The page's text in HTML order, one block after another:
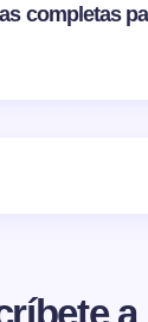
completas